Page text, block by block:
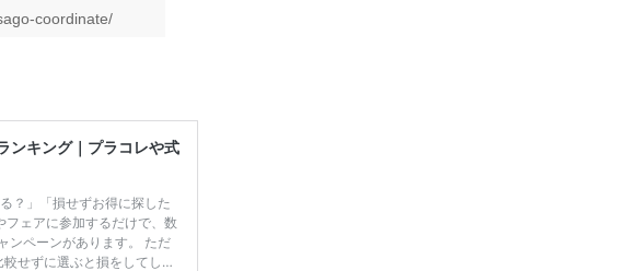
coordinate/
ンキング｜プラコレや式
？」「損せずお得に探した
フェアに参加するだけで、数
ンペーンがあります。 ただ
せずに選ぶと損をしてしま